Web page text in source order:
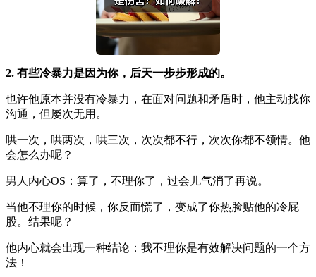
2. 有些冷暴力是因为你，后天一步步形成的。
也许他原本并没有冷暴力，在面对问题和矛盾时，他主动找你
沟通，但屡次无用。
哄一次，哄两次，哄三次，次次都不行，次次你都不领情。他
会怎么办呢？
男人内心OS：算了，不理你了，过会儿气消了再说。
当他不理你的时候，你反而慌了，变成了你热脸贴他的冷屁
股。结果呢？
他内心就会出现一种结论：我不理你是有效解决问题的一个方
法！